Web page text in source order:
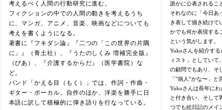
考えるべく人間の行動研究に進む。
フィクションの中での人間の動きを考えるうち
に、マンガ、アニメ、音楽、映画などについても
考えを書くようになる。
著書に『フキダシ論』『二つの「この世界の片隅
に」』（青土社）、『うたのしくみ 増補完全版』
（ぴあ）、『介護するからだ』（医学書院）な
ど。
バンド「かえる目（もく）」では、作詞・作曲・
ギター・ボーカル。自作のほか、洋楽を勝手に日
本語に訳して積極的に弾き語りを行なっている。
誰かに公表されるこ
それなのに「今日あ
き表して描き続けて
かでも何か表現する
という気がします。
Yukoさんを紹介す
ィスト」としていて
の顧問でもあり、そ
「”病人”かな〜」と
Yukoさんは長年に
と付き合い、そして
つでも絵日記のメイ